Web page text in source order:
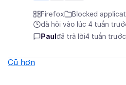
Firefox
Blocked
đã hỏi vào lúc 4 tuần
Paul đã trả lời4 tuần trước
Cũ hơn